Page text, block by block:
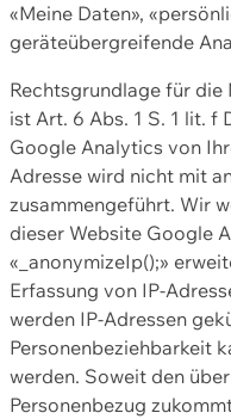
«Meine Daten»,
geräteübergreifende
Rechtsgrundlage für
ist Art. 6 Abs. 1 S. 1 lit. f
Google Analytics von
Adresse wird nicht mit
zusammengeführt. Wir
dieser Website Google
«_anonymizeIp();»
Erfassung von IP-
werden IP-Adressen
Personenbeziehbarkeit
werden. Soweit den
Personenbezug